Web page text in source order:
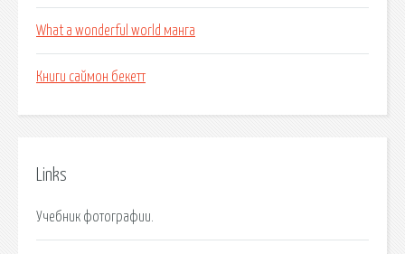
What a wonderful world манга
Книги саймон бекетт
Links
Учебник фотографии.